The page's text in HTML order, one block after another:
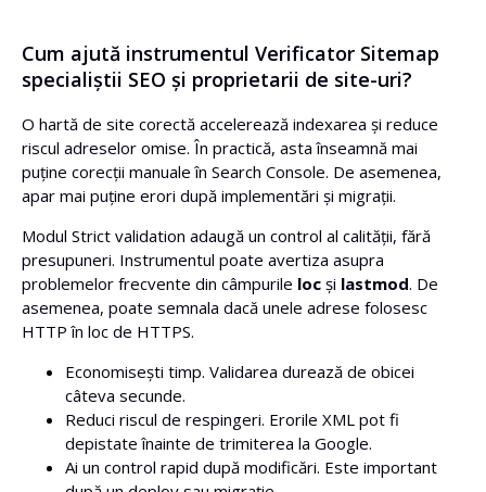
Cum ajută instrumentul Verificator Sitemap
specialiștii SEO și proprietarii de site-uri?
O hartă de site corectă accelerează indexarea și reduce
riscul adreselor omise. În practică, asta înseamnă mai
puține corecții manuale în Search Console. De asemenea,
apar mai puține erori după implementări și migrații.
Modul Strict validation adaugă un control al calității, fără
presupuneri. Instrumentul poate avertiza asupra
problemelor frecvente din câmpurile loc și lastmod. De
asemenea, poate semnala dacă unele adrese folosesc
HTTP în loc de HTTPS.
Economisești timp. Validarea durează de obicei
câteva secunde.
Reduci riscul de respingeri. Erorile XML pot fi
depistate înainte de trimiterea la Google.
Ai un control rapid după modificări. Este important